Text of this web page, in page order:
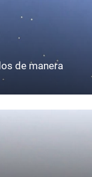
de manera